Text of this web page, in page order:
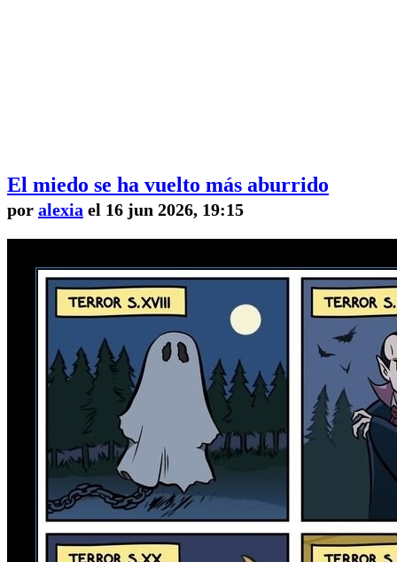
El miedo se ha vuelto más aburrido
por alexia el 16 jun 2026, 19:15